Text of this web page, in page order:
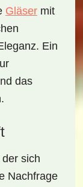
Gläsermit
Ein
das
sich
Nachfrage